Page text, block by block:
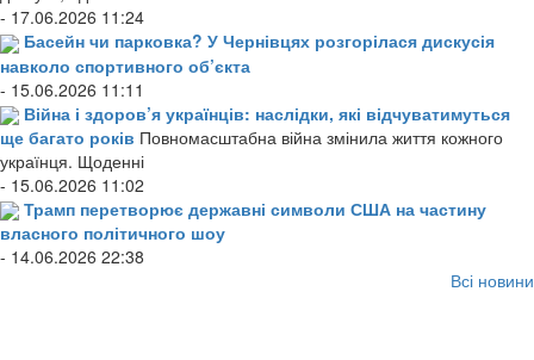
- 17.06.2026 11:24
Басейн чи парковка? У Чернівцях розгорілася дискусія
навколо спортивного об’єкта
- 15.06.2026 11:11
Війна і здоров’я українців: наслідки, які відчуватимуться
ще багато років Повномасштабна війна змінила життя кожного
українця. Щоденні
- 15.06.2026 11:02
Трамп перетворює державні символи США на частину
власного політичного шоу
- 14.06.2026 22:38
Всі новини